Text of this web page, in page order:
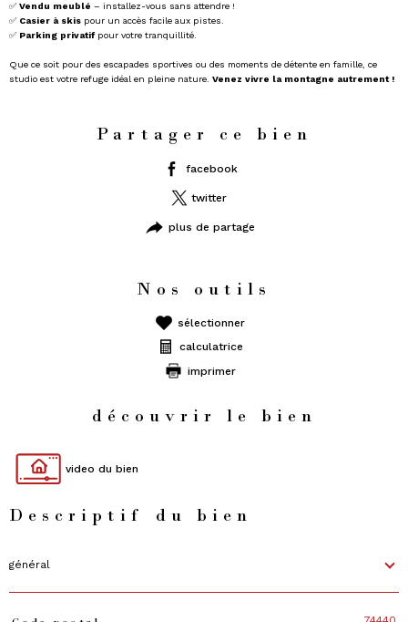
✅Vendu meublé – installez-vous sans attendre !
✅ Casier à skis pour un accès facile aux pistes.
✅ Parking privatifpour votre tranquillité.
Que ce soit pour des escapades sportives ou des moments de détente en famille, ce
studio est votre refuge idéal en pleine nature. Venez vivre la montagne autrement !
Partager ce bien
facebook
twitter
plus de partage
Nos outils
sélectionner
calculatrice
imprimer
découvrir le bien
video du bien
Descriptif du bien
général